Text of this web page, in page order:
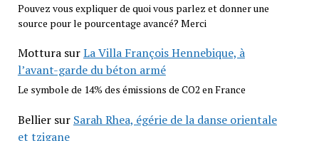
Pouvez vous expliquer de quoi vous parlez et donner une
source pour le pourcentage avancé? Merci
MotturasurLa Villa François Hennebique, à
l’avant-garde du béton armé
Le symbole de 14% des émissions de CO2 en France
Belliersur Sarah Rhea, égérie de la danse orientale
et tzigane